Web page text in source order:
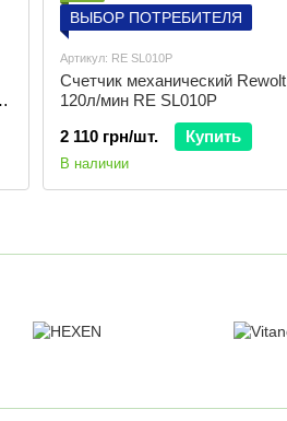
ВЫБОР ПОТРЕБИТЕЛЯ
Артикул: RE SL010P
Счетчик механический Rewolt
120л/мин RE SL010P
2 110 грн/шт.
Купить
В наличии